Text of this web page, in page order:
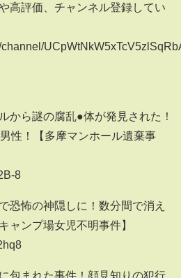
高評価、チャンネル登録してい
から謎の腐乱●体が発見された！
性！【多摩マンホール遺棄事
8
恐怖の神隠しに！数分間で消え
ャンプ場女児不明事件】
包まれた事件！顔見知りの犯行